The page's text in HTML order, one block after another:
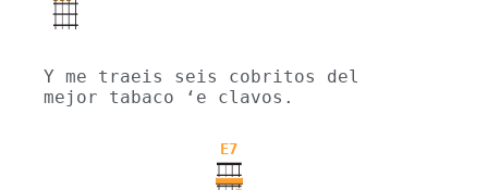
Y me traeis seis cobritos del
mejor tabaco ‘e clavos.
E7